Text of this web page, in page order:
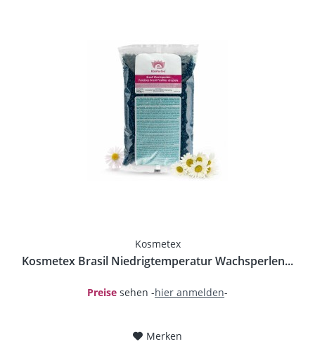
Kosmetex
Kosmetex Brasil Niedrigtemperatur Wachsperlen...
Preise sehen -hier anmelden-
Merken